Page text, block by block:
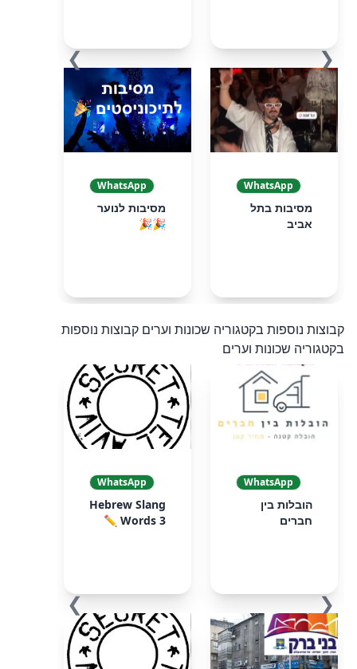
❮
WhatsApp
מסיבות בתל
אביב
WhatsApp
מסיבות לנוער
🎉🎉
❯
קבוצות נוספות בקטגוריה שכונות וערים קבוצות נוספות
בקטגוריה שכונות וערים
❮
WhatsApp
הובלות בין
חברים
WhatsApp
Hebrew Slang
Words 3 ✏️
❯